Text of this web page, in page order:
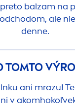
balzam na
ale
denne.
TOMTO
ani mrazu!
v